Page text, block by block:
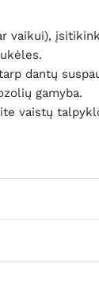
vaikui),
dantų
gamyba.
vaistų